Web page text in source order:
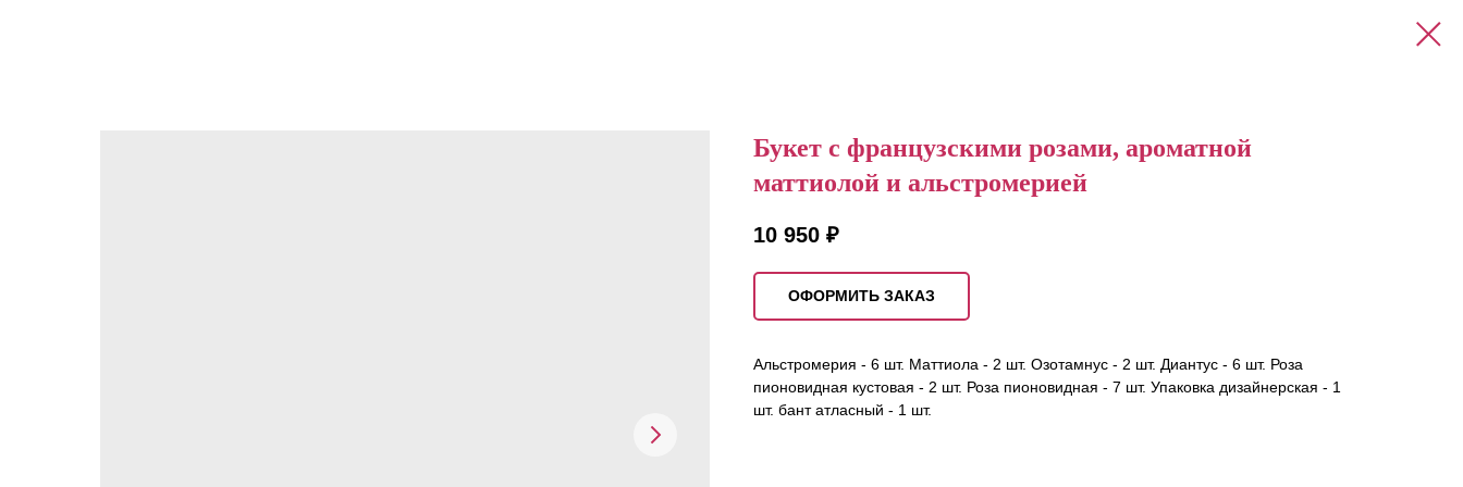
Букет с французскими розами, ароматной
маттиолой и альстромерией
10 950 ₽
ОФОРМИТЬ ЗАКАЗ
Альстромерия - 6 шт. Маттиола - 2 шт. Озотамнус - 2 шт. Диантус - 6 шт. Роза
пионовидная кустовая - 2 шт. Роза пионовидная - 7 шт. Упаковка дизайнерская - 1
шт. бант атласный - 1 шт.